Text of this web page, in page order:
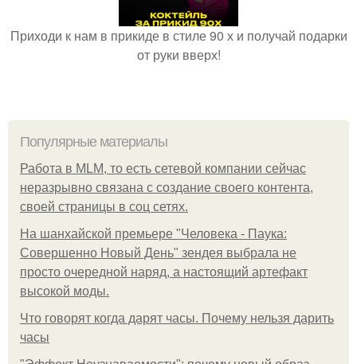
Приходи к нам в прикиде в стиле 90 х и получай подарки
от руки вверх!
Популярные материалы
Работа в MLM, то есть сетевой компании сейчас
неразрывно связана с создание своего контента,
своей страницы в соц сетях.
На шанхайской премьере "Человека - Паука:
Совершенно Новый День" зендея выбрала не
просто очередной наряд, а настоящий артефакт
высокой моды.
Что говорят когда дарят часы. Почему нельзя дарить
часы